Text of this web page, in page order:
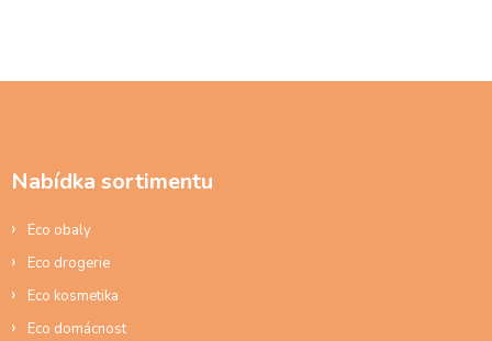
Nabídka sortimentu
Eco obaly
Eco drogerie
Eco kosmetika
Eco domácnost